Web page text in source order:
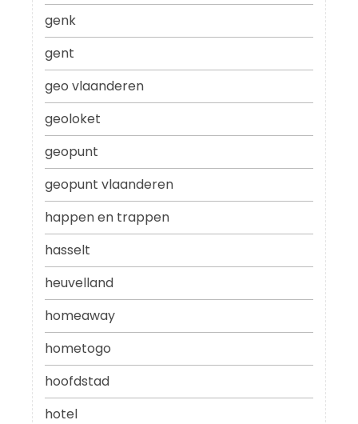
genk
gent
geo vlaanderen
geoloket
geopunt
geopunt vlaanderen
happen en trappen
hasselt
heuvelland
homeaway
hometogo
hoofdstad
hotel